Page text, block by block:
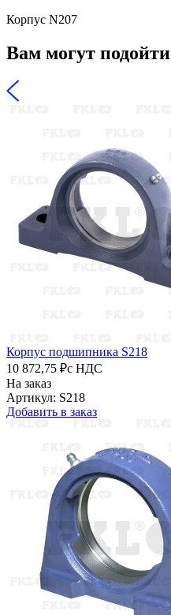
Корпус N207
Вам могут подойти
Корпус подшипника S218
10 872,75 ₽с НДС
На заказ
Артикул: S218
Добавить в заказ